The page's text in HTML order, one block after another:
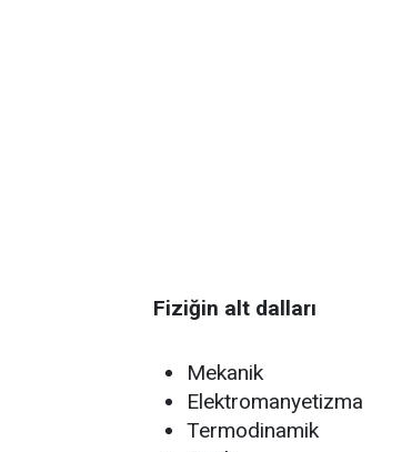
Fiziğin alt dalları
Mekanik
Elektromanyetizma
Termodinamik